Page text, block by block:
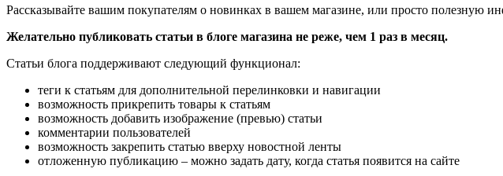
Рассказывайте вашим покупателям о новинках в вашем магазине, или просто полезную
Желательно публиковать статьи в блоге магазина не реже, чем 1 раз в месяц.
Статьи блога поддерживают следующий функционал:
теги к статьям для дополнительной перелинковки и навигации
возможность прикрепить товары к статьям
возможность добавить изображение (превью) статьи
комментарии пользователей
возможность закрепить статью вверху новостной ленты
отложенную публикацию – можно задать дату, когда статья появится на сайте